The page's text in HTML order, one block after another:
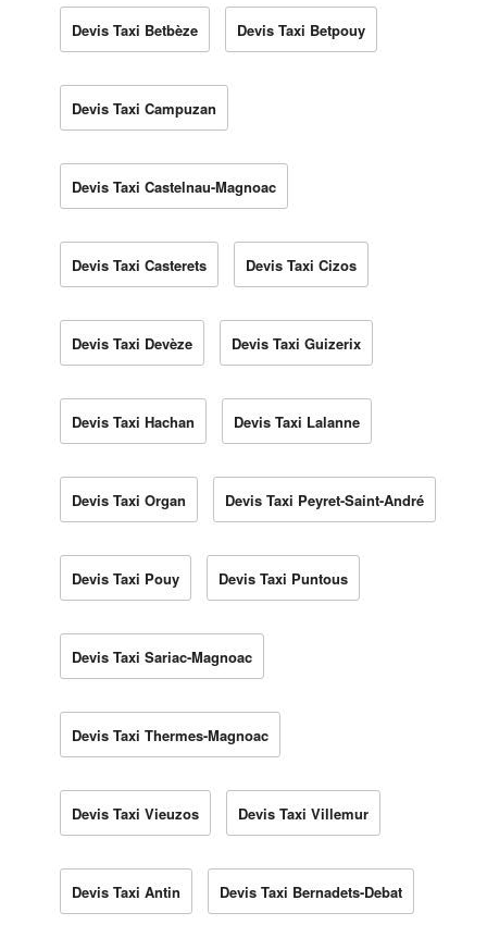
Devis Taxi Betbèze Devis Taxi Betpouy
Devis Taxi Campuzan
Devis Taxi Castelnau-Magnoac
Devis Taxi Casterets Devis Taxi Cizos
Devis Taxi Devèze Devis Taxi Guizerix
Devis Taxi Hachan Devis Taxi Lalanne
Devis Taxi Organ Devis Taxi Peyret-Saint-André
Devis Taxi Pouy Devis Taxi Puntous
Devis Taxi Sariac-Magnoac
Devis Taxi Thermes-Magnoac
Devis Taxi Vieuzos Devis Taxi Villemur
Devis Taxi Antin Devis Taxi Bernadets-Debat